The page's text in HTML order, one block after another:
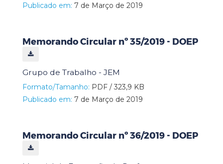
Publicado em: 7 de Março de 2019
Memorando Circular nº 35/2019 - DOEP
Grupo de Trabalho - JEM
Formato/Tamanho: PDF / 323,9 KB
Publicado em: 7 de Março de 2019
Memorando Circular nº 36/2019 - DOEP